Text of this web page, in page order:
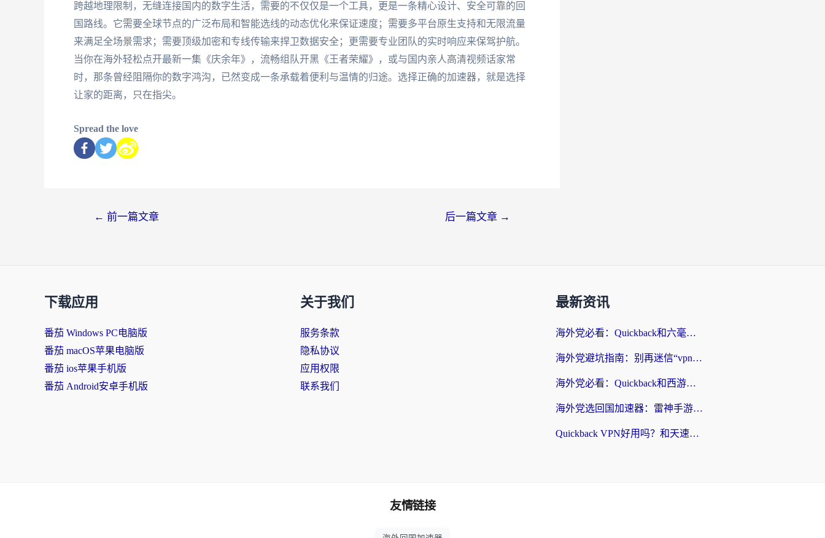
跨越地理限制，无缝连接国内的数字生活，需要的不仅仅是一个工具，更是一条精心设计、安全可靠的回
国路线。它需要全球节点的广泛布局和智能选线的动态优化来保证速度；需要多平台原生支持和无限流量
来满足全场景需求；需要顶级加密和专线传输来捍卫数据安全；更需要专业团队的实时响应来保驾护航。
当你在海外轻松点开最新一集《庆余年》，流畅组队开黑《王者荣耀》，或与国内亲人高清视频话家常
时，那条曾经阻隔你的数字鸿沟，已然变成一条承载着便利与温情的归途。选择正确的加速器，就是选择
让家的距离，只在指尖。
Spread the love
← 前一篇文章 后一篇文章 →
下载应用
番茄 Windows PC电脑版
番茄 macOS苹果电脑版
番茄 ios苹果手机版
番茄 Android安卓手机版
关于我们
服务条款
隐私协议
应用权限
联系我们
最新资讯
海外党必看：Quickback和六毫秒好用吗？3步选对回国加速器，无缝刷国内剧玩游戏
海外党避坑指南：别再迷信“vpn 中国免费”，选对回国加速器才能无缝刷国内资源
海外党必看：Quickback和西游哪个好？3个维度教你选对回国加速器
海外党选回国加速器：雷神手游和云帆哪个好？附3组对比+避坑指南
Quickback VPN好用吗？和天速回国VPN对比哪个回国效果更好？海外党必看的真实体验指南
友情链接